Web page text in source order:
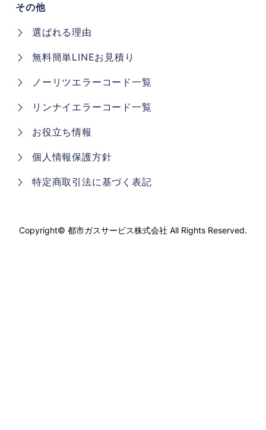
Copyright© 都市ガスサービス株式会社 All Rights Reserved.
個人情報保護方針
お役立ち情報
リンナイエラーコード一覧
ノーリツエラーコード一覧
無料簡単LINEお見積り
選ばれる理由
その他
特定商取引法に基づく表記